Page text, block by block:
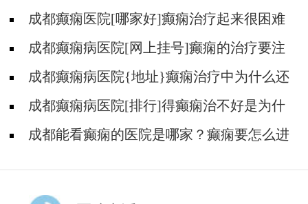
成都癫痫医院[哪家好]癫痫治疗起来很困难
吗?成都癫痫病医院[网上挂号]癫痫的治疗要注
意什么?
成都癫痫病医院{地址}癫痫治疗中为什么还
是犯病?
成都癫痫病医院[排行]得癫痫治不好是为什
么?成都能看癫痫的医院是哪家？癫痫要怎么进